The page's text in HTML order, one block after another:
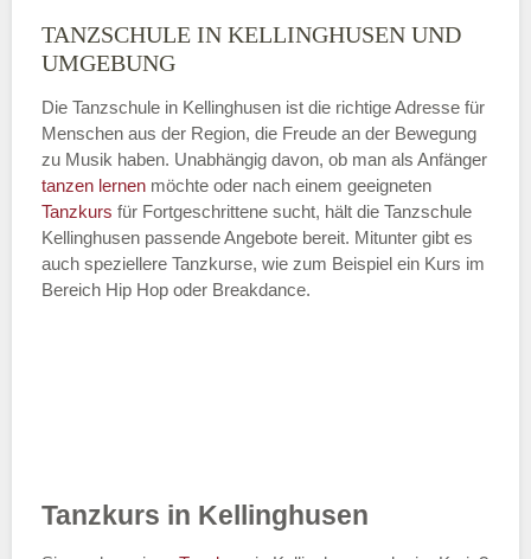
TANZSCHULE IN KELLINGHUSEN UND
UMGEBUNG
Die Tanzschule in Kellinghusen ist die richtige Adresse für
Menschen aus der Region, die Freude an der Bewegung
zu Musik haben. Unabhängig davon, ob man als Anfänger
tanzen lernen möchte oder nach einem geeigneten
Tanzkurs für Fortgeschrittene sucht, hält die Tanzschule
Kellinghusen passende Angebote bereit. Mitunter gibt es
auch speziellere Tanzkurse, wie zum Beispiel ein Kurs im
Bereich Hip Hop oder Breakdance.
Tanzkurs in Kellinghusen